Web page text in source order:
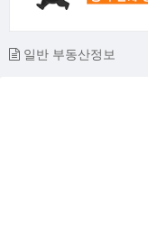
일반 부동산정보